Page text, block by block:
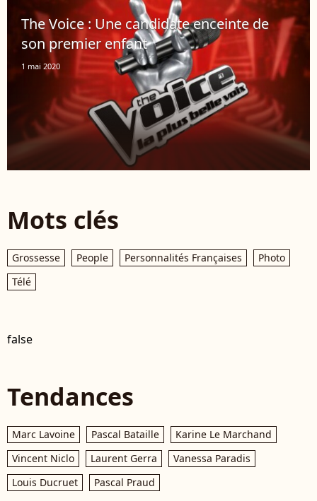
The Voice : Une candidate enceinte de
son premier enfant
1 mai 2020
Mots clés
Grossesse People Personnalités Françaises
Photo
Télé
false
Tendances
Marc Lavoine Pascal Bataille
Karine Le Marchand
Vincent Niclo
Laurent Gerra
Vanessa Paradis
Louis Ducruet
Pascal Praud